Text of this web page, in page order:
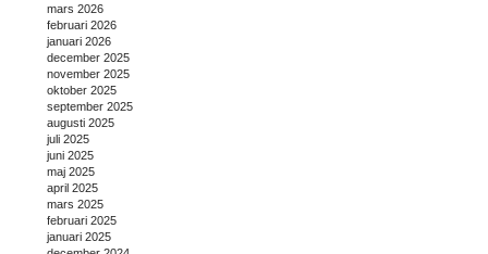
mars 2026
februari 2026
januari 2026
december 2025
november 2025
oktober 2025
september 2025
augusti 2025
juli 2025
juni 2025
maj 2025
april 2025
mars 2025
februari 2025
januari 2025